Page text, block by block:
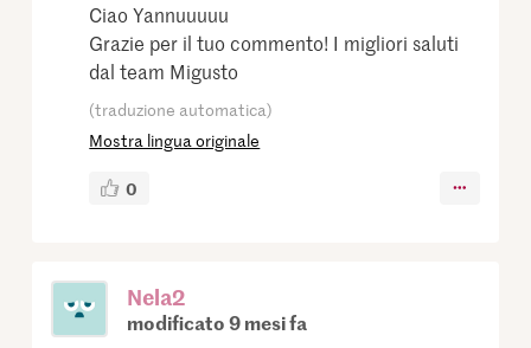
Ciao Yannuuuuu
Grazie per il tuo commento! I migliori saluti
dal team Migusto
(traduzione automatica)
Mostra lingua originale
0
Nela2
modificato 9 mesi fa